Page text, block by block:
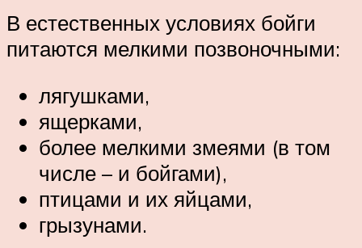
В естественных условиях бойги
питаются мелкими позвоночными:
лягушками,
ящерками,
более мелкими змеями (в том
числе – и бойгами),
птицами и их яйцами,
грызунами.